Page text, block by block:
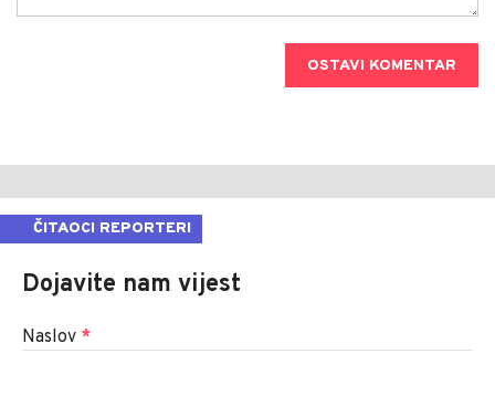
OSTAVI KOMENTAR
ČITAOCI REPORTERI
Dojavite nam vijest
Naslov *